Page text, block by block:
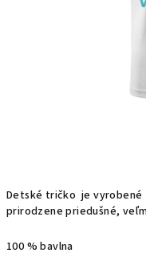
Detské tričko jevyrobené
prirodzene priedušné,
100 % bavlna